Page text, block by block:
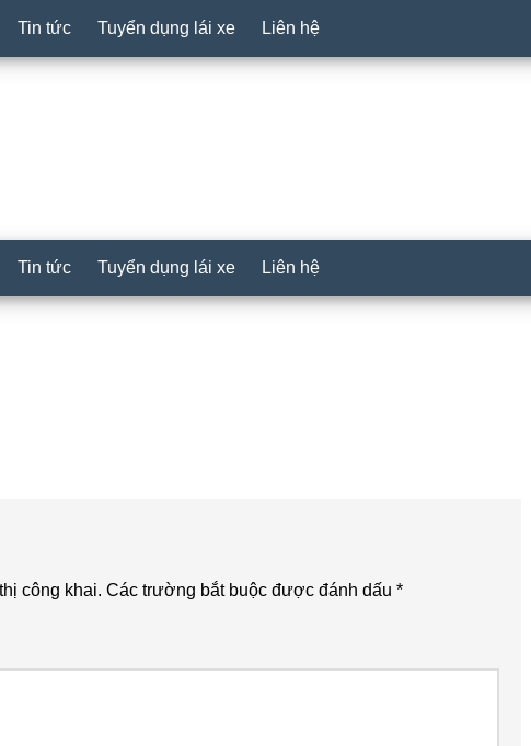
Tin tức Tuyển dụng lái xe Liên hệ
Tin tức Tuyển dụng lái xe Liên hệ
công khai. Các trường bắt buộc được đánh dấu *